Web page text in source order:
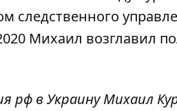
следственного
Михаил возглавил
рф в Украину Михаил